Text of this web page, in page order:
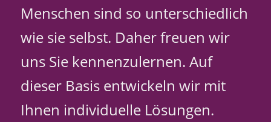
Menschen sind so unterschiedlich
wie sie selbst. Daher freuen wir
uns Sie kennenzulernen. Auf
dieser Basis entwickeln wir mit
Ihnen individuelle Lösungen.